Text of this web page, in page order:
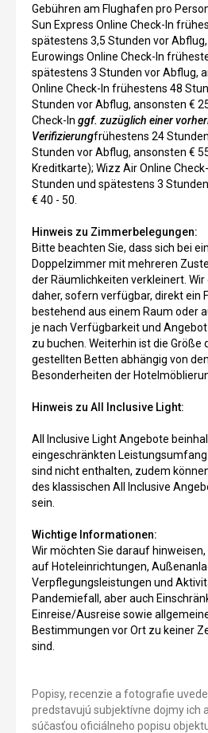
Gebühren am Flughafen pro
Sun Express Online Check-In
spätestens 3,5 Stunden vor
Eurowings Online Check-In
spätestens 3 Stunden vor Abflug,
Online Check-In frühestens 48
Stunden vor Abflug, ansonsten €
Check-In ggf. zuzüglich einer
Verifizierungfrühestens 24
Stunden vor Abflug, ansonsten €
Kreditkarte); Wizz Air Online
Stunden und spätestens 3
€ 40 - 50.
Hinweis zu Zimmerbelegungen:
Bitte beachten Sie, dass sich bei
Doppelzimmer mit mehreren
der Räumlichkeiten verkleinert.
daher, sofern verfügbar, direkt ein
bestehend aus einem Raum oder
je nach Verfügbarkeit und
zu buchen. Weiterhin ist die Größe
gestellten Betten abhängig von
Besonderheiten der
Hinweis zu All Inclusive Light:
All Inclusive Light Angebote
eingeschränkten
sind nicht enthalten, zudem
des klassischen All Inclusive
sein.
Wichtige Informationen:
Wir möchten Sie darauf
auf Hoteleinrichtungen,
Verpflegungsleistungen und
Pandemiefall, aber auch
Einreise/Ausreise sowie
Bestimmungen vor Ort zu keiner
sind.
Popisy, recenzie a fotografie
predstavujú subjektívne dojmy ich
súčasťou oficiálneho popisu